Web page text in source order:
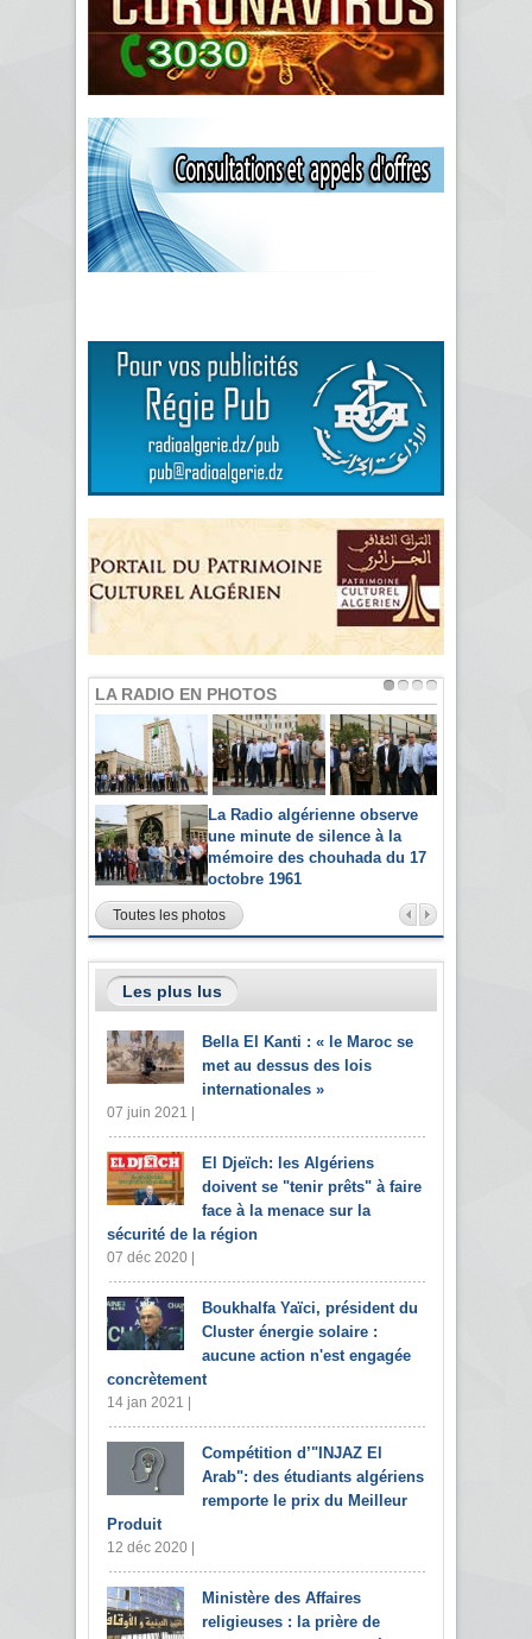
LA RADIO EN PHOTOS
La Radio algérienne observe
une minute de silence à la
mémoire des chouhada du 17
octobre 1961
Toutes les photos
Les plus lus
Bella El Kanti : « le Maroc se
met au dessus des lois
internationales »
07 juin 2021 |
El Djeïch: les Algériens
doivent se "tenir prêts" à faire
face à la menace sur la
sécurité de la région
07 déc 2020 |
Boukhalfa Yaïci, président du
Cluster énergie solaire :
aucune action n'est engagée
concrètement
14 jan 2021 |
Compétition d’"INJAZ El
Arab": des étudiants algériens
remporte le prix du Meilleur
Produit
12 déc 2020 |
Ministère des Affaires
religieuses : la prière de